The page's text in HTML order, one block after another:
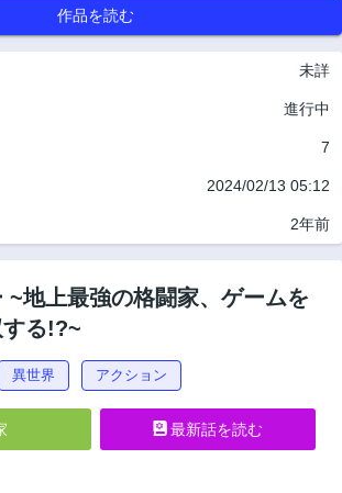
作品を読む
未詳
進行中
7
2024/02/13 05:12
2年前
~地上最強の格闘家、ゲームを
る!?~
異世界 アクション
最新話を読む